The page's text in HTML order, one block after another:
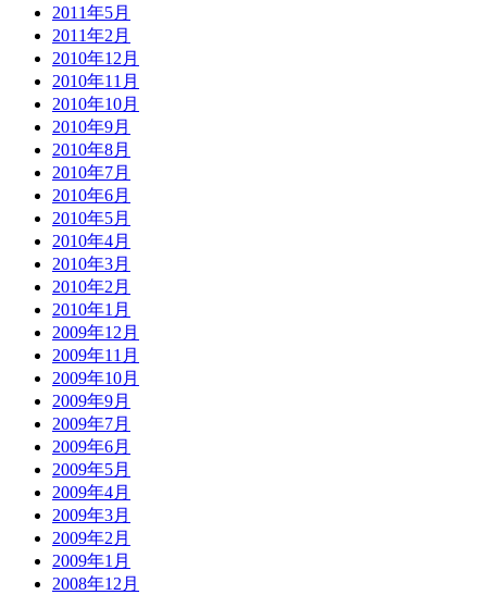
2011年5月
2011年2月
2010年12月
2010年11月
2010年10月
2010年9月
2010年8月
2010年7月
2010年6月
2010年5月
2010年4月
2010年3月
2010年2月
2010年1月
2009年12月
2009年11月
2009年10月
2009年9月
2009年7月
2009年6月
2009年5月
2009年4月
2009年3月
2009年2月
2009年1月
2008年12月